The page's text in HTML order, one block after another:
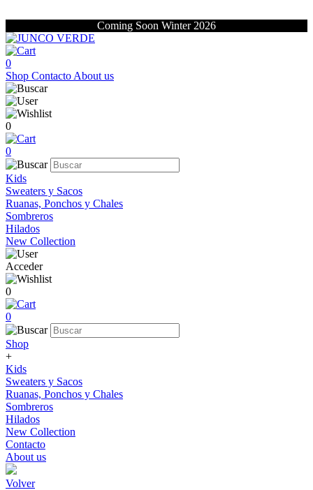
Coming Soon Winter 2026
0
Shop Contacto About us
0
0
Kids
Sweaters y Sacos
Ruanas, Ponchos y Chales
Sombreros
Hilados
New Collection
Acceder
0
0
Shop
+
Kids
Sweaters y Sacos
Ruanas, Ponchos y Chales
Sombreros
Hilados
New Collection
Contacto
About us
Volver